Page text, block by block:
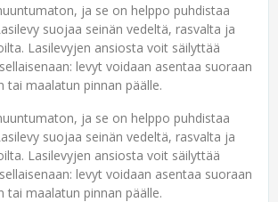
ja se on helppo puhdistaa
suojaa seinän vedeltä, rasvalta ja
Lasilevyjen ansiosta voit säilyttää
levyt voidaan asentaa suoraan
tai maalatun pinnan päälle.
ja se on helppo puhdistaa
suojaa seinän vedeltä, rasvalta ja
Lasilevyjen ansiosta voit säilyttää
levyt voidaan asentaa suoraan
tai maalatun pinnan päälle.